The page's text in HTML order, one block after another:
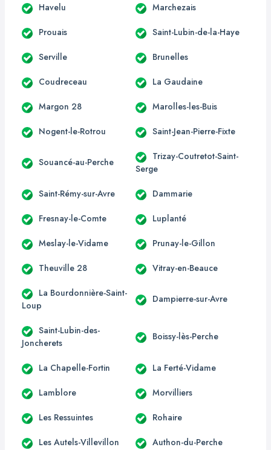
Havelu Marchezais
Prouais Saint-Lubin-de-la-Haye
Serville Brunelles
Coudreceau La Gaudaine
Margon 28 Marolles-les-Buis
Nogent-le-Rotrou Saint-Jean-Pierre-Fixte
Souancé-au-Perche
Trizay-Coutretot-Saint-
Serge
Saint-Rémy-sur-Avre Dammarie
Fresnay-le-Comte Luplanté
Meslay-le-Vidame Prunay-le-Gillon
Theuville 28 Vitray-en-Beauce
La Bourdonnière-Saint-
Loup
Dampierre-sur-Avre
Saint-Lubin-des-
Joncherets
Boissy-lès-Perche
La Chapelle-Fortin La Ferté-Vidame
Lamblore Morvilliers
Les Ressuintes Rohaire
Les Autels-Villevillon Authon-du-Perche